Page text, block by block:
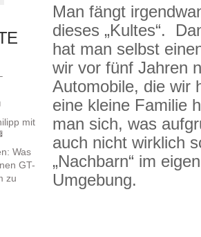
mit
Was
GT-
zu
Man fängt
dieses „Kultes“.
hat man selbst
wir vor fünf Jahren
Automobile, die wir
eine kleine Familie
man sich, was
auch nicht wirklich
„Nachbarn“ im
Umgebung.